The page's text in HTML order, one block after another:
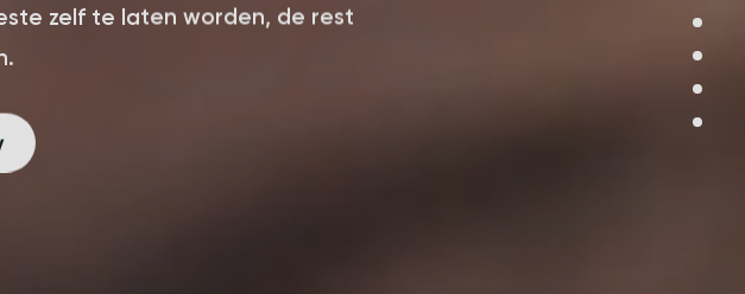
zelf te laten worden, de rest